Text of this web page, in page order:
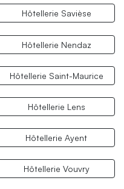
Hôtellerie Savièse
Hôtellerie Nendaz
Hôtellerie Saint-Maurice
Hôtellerie Lens
Hôtellerie Ayent
Hôtellerie Vouvry